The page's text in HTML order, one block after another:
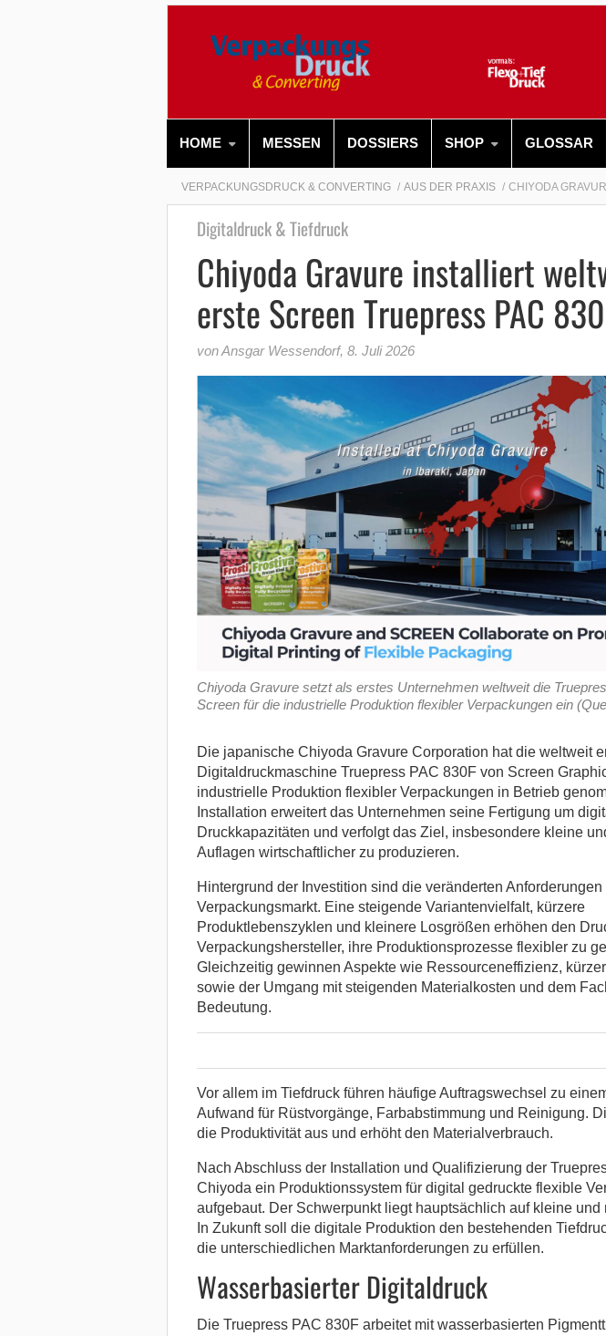
HOME MESSEN DOSSIERS SHOP GLOSSAR
VERPACKUNGSDRUCK & CONVERTING AUS DER PRAXIS CHIYODA
Digitaldruck & Tiefdruck
Chiyoda Gravure installiert
erste Screen Truepress PAC
von Ansgar Wessendorf, 8. Juli 2026
Chiyoda Gravure setzt als erstes Unternehmen weltweit die
Screen für die industrielle Produktion flexibler Verpackungen ein
Die japanische Chiyoda Gravure Corporation hat die weltweit
Digitaldruckmaschine Truepress PAC 830F von Screen
industrielle Produktion flexibler Verpackungen in Betrieb
Installation erweitert das Unternehmen seine Fertigung um
Druckkapazitäten und verfolgt das Ziel, insbesondere kleine
Auflagen wirtschaftlicher zu produzieren.
Hintergrund der Investition sind die veränderten Anforderungen
Verpackungsmarkt. Eine steigende Variantenvielfalt, kürzere
Produktlebenszyklen und kleinere Losgrößen erhöhen den
Verpackungshersteller, ihre Produktionsprozesse flexibler zu
Gleichzeitig gewinnen Aspekte wie Ressourceneffizienz,
sowie der Umgang mit steigenden Materialkosten und dem
Bedeutung.
Vor allem im Tiefdruck führen häufige Auftragswechsel zu
Aufwand für Rüstvorgänge, Farbabstimmung und Reinigung.
die Produktivität aus und erhöht den Materialverbrauch.
Nach Abschluss der Installation und Qualifizierung der
Chiyoda ein Produktionssystem für digital gedruckte flexible
aufgebaut. Der Schwerpunkt liegt hauptsächlich auf kleine und
In Zukunft soll die digitale Produktion den bestehenden
die unterschiedlichen Marktanforderungen zu erfüllen.
Wasserbasierter Digitaldruck
Die Truepress PAC 830F arbeitet mit wasserbasierten